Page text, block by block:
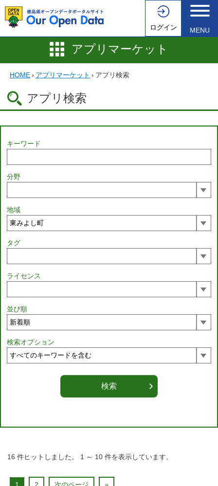
ログイン MENU
アプリマーケット
HOME› アプリマーケット › アプリ検索
アプリ検索
キーワード
分野
地域
タグ
ライセンス
並び順
検索オプション
16 件ヒットしました。 1 ～ 10 件を表示しています。